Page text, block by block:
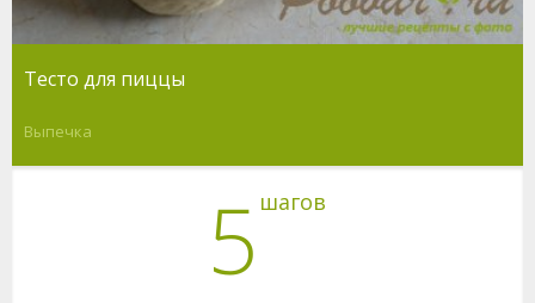
Тесто для пиццы
Выпечка
5 шагов